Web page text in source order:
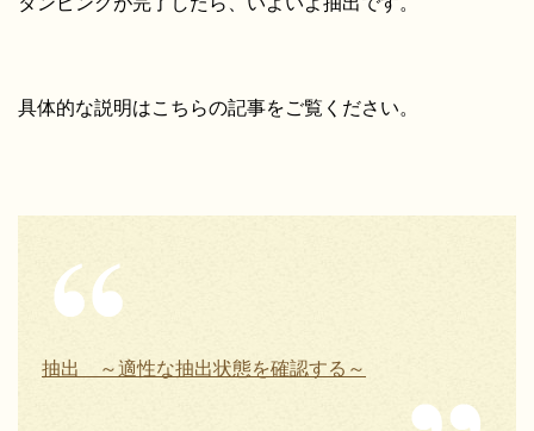
具体的な説明はこちらの記事をご覧ください。
抽出 ～適性な抽出状態を確認する～